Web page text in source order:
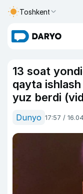
Toshkent
13 soat
qayta
yuz berdi
Dunyo 17:57 /